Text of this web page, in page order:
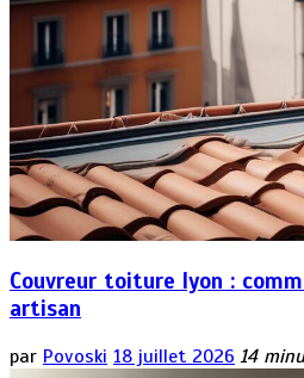
Couvreur toiture lyon :
artisan
par Povoski 18 juillet 2026 14